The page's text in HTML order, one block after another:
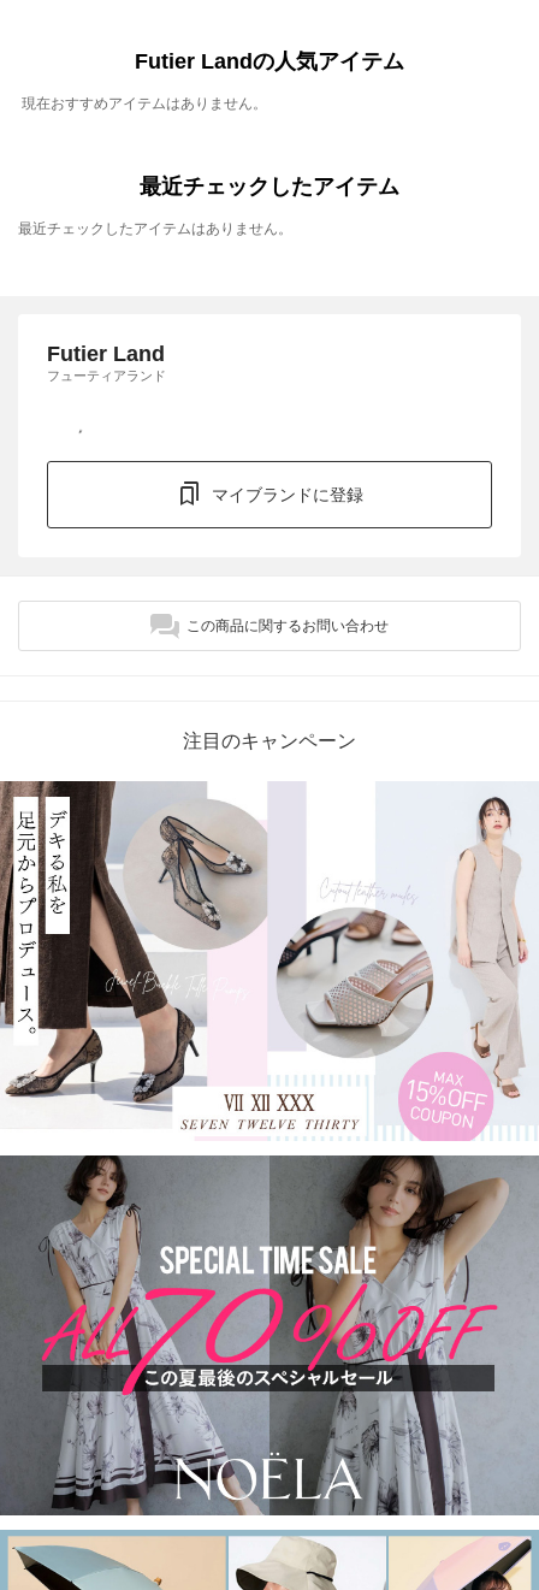
Futier Landの人気アイテム
現在おすすめアイテムはありません。
最近チェックしたアイテム
最近チェックしたアイテムはありません。
Futier Land
フューティアランド
マイブランドに登録
この商品に関するお問い合わせ
注目のキャンペーン